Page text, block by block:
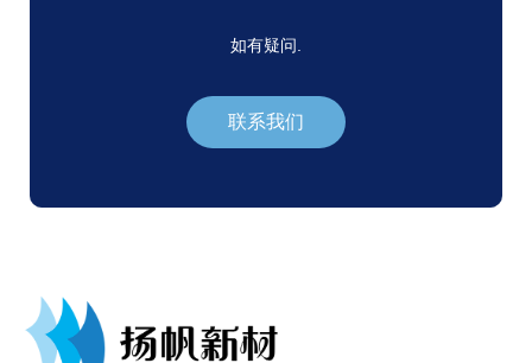
如有疑问.
联系我们